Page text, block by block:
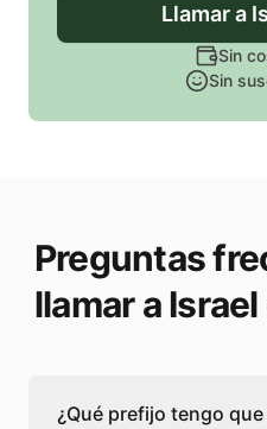
Llamara
Sin
Sin
Preguntas
llamar a
¿Qué prefijo tengo